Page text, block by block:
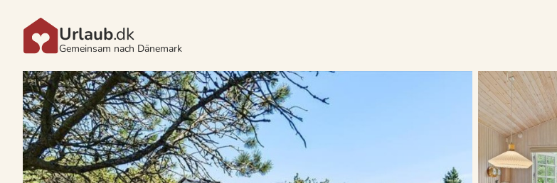
Urlaub.dk
Gemeinsam nach Dänemark